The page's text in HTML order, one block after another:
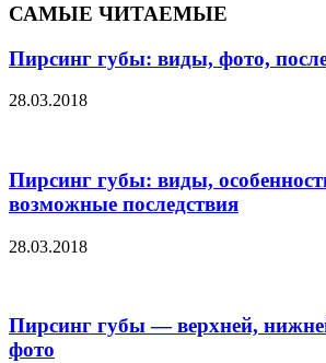
САМЫЕ ЧИТАЕМЫЕ
Пирсинг губы: виды, фото,
28.03.2018
Пирсинг губы: виды,
возможные последствия
28.03.2018
Пирсинг губы — верхней,
фото